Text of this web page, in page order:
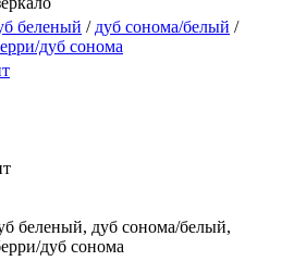
беленый / дуб сонома/белый /
дуб сонома
беленый, дуб сонома/белый,
дуб сонома